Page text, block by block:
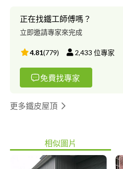
正在找鐵工師傅嗎？
立即邀請專家來完成
4.81(779) 2,433 位專家
免費找專家
更多鐵皮屋頂
相似圖片